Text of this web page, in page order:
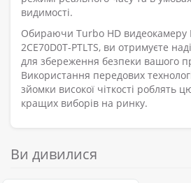
видимості.
Обираючи Turbo HD видеокамеру
2CE70D0T-PTLTS, ви отримуєте
для збереження безпеки вашого
Використання передових
зйомки високої чіткості роблять
кращих виборів на ринку.
Ви дивилися